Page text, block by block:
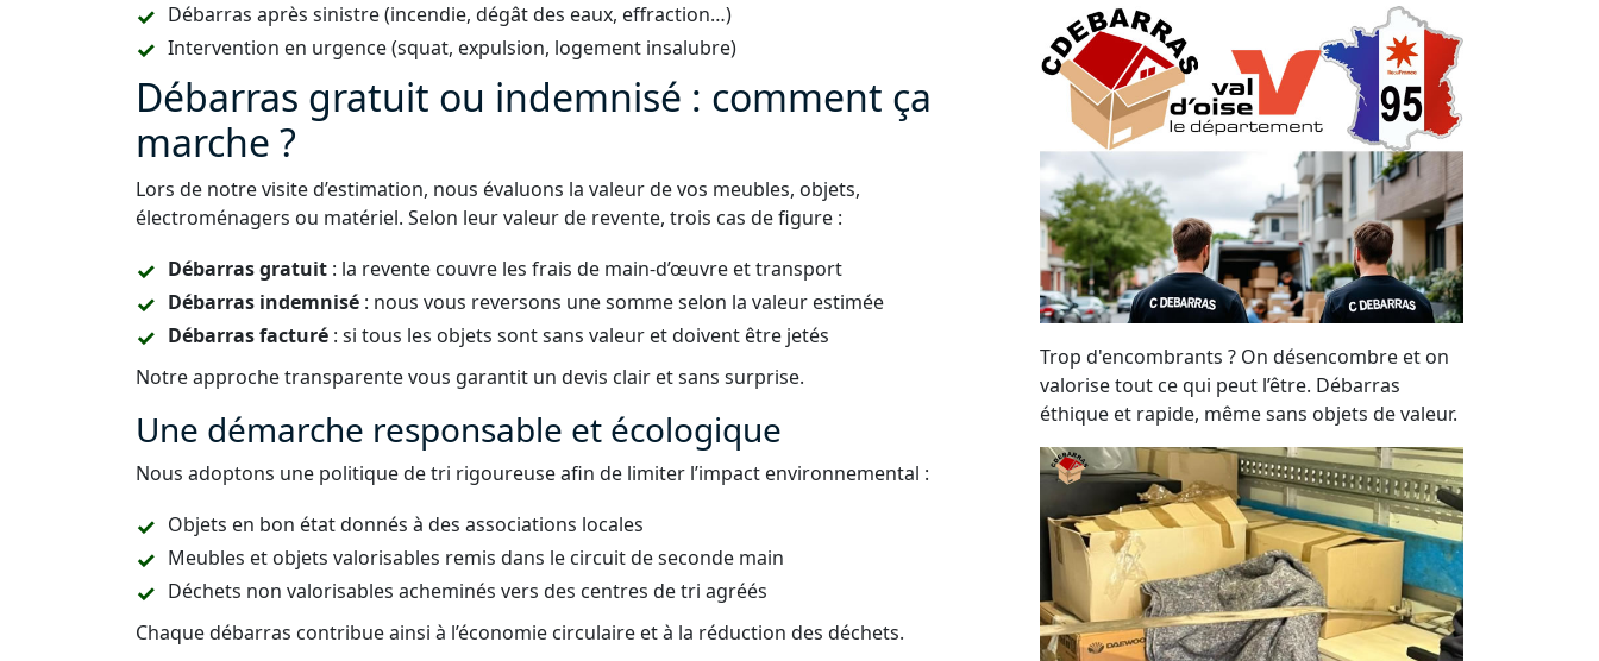
Débarras après sinistre (incendie, dégât des eaux, effraction…)
Intervention en urgence (squat, expulsion, logement insalubre)
Débarras gratuit ou indemnisé : comment ça
marche ?
Lors de notre visite d’estimation, nous évaluons la valeur de vos meubles, objets,
électroménagers ou matériel. Selon leur valeur de revente, trois cas de figure :
Débarras gratuit : la revente couvre les frais de main-d’œuvre et transport
Débarras indemnisé : nous vous reversons une somme selon la valeur estimée
Débarras facturé : si tous les objets sont sans valeur et doivent être jetés
Notre approche transparente vous garantit un devis clair et sans surprise.
Une démarche responsable et écologique
Nous adoptons une politique de tri rigoureuse afin de limiter l’impact environnemental :
Objets en bon état donnés à des associations locales
Meubles et objets valorisables remis dans le circuit de seconde main
Déchets non valorisables acheminés vers des centres de tri agréés
Chaque débarras contribue ainsi à l’économie circulaire et à la réduction des déchets.
Trop d'encombrants ? On désencombre et on
valorise tout ce qui peut l’être. Débarras
éthique et rapide, même sans objets de valeur.